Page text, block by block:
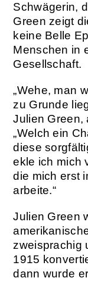
Schwägerin,
Green zeigt
keine Belle
Menschen in
Gesellschaft.
„Wehe, man
zu Grunde
Julien Green,
„Welch ein
diese
ekle ich mich
die mich erst
arbeite.“
Julien Green
zweisprachig
1915
dann wurde